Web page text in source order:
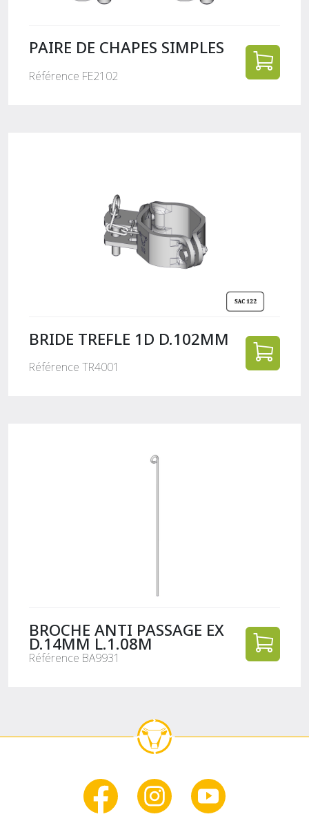
PAIRE DE CHAPES SIMPLES
Référence FE2102
BRIDE TREFLE 1D D.102MM
Référence TR4001
BROCHE ANTI PASSAGE EX
D.14MM L.1.08M
Référence BA9931